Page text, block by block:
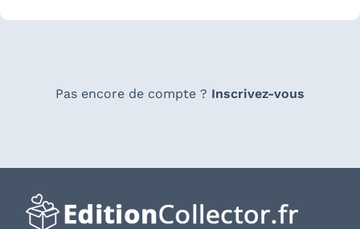
Pas encore de compte ? Inscrivez-vous